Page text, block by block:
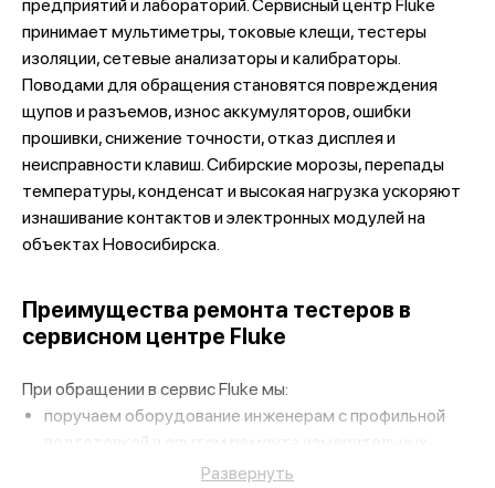
предприятий и лабораторий. Сервисный центр Fluke
принимает мультиметры, токовые клещи, тестеры
изоляции, сетевые анализаторы и калибраторы.
Поводами для обращения становятся повреждения
щупов и разъемов, износ аккумуляторов, ошибки
прошивки, снижение точности, отказ дисплея и
неисправности клавиш. Сибирские морозы, перепады
температуры, конденсат и высокая нагрузка ускоряют
изнашивание контактов и электронных модулей на
объектах Новосибирска.
Преимущества ремонта тестеров в
сервисном центре Fluke
При обращении в сервис Fluke мы:
поручаем оборудование инженерам с профильной
подготовкой и опытом ремонта измерительных
Развернуть